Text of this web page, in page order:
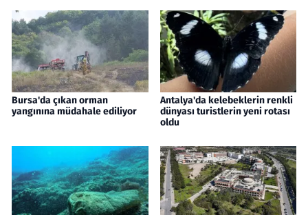
Bursa'da çıkan orman
yangınına müdahale ediliyor
Antalya'da kelebeklerin renkli
dünyası turistlerin yeni rotası
oldu